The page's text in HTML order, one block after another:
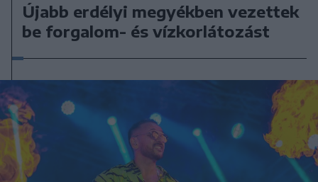
Újabb erdélyi megyékben vezettek
be forgalom- és vízkorlátozást